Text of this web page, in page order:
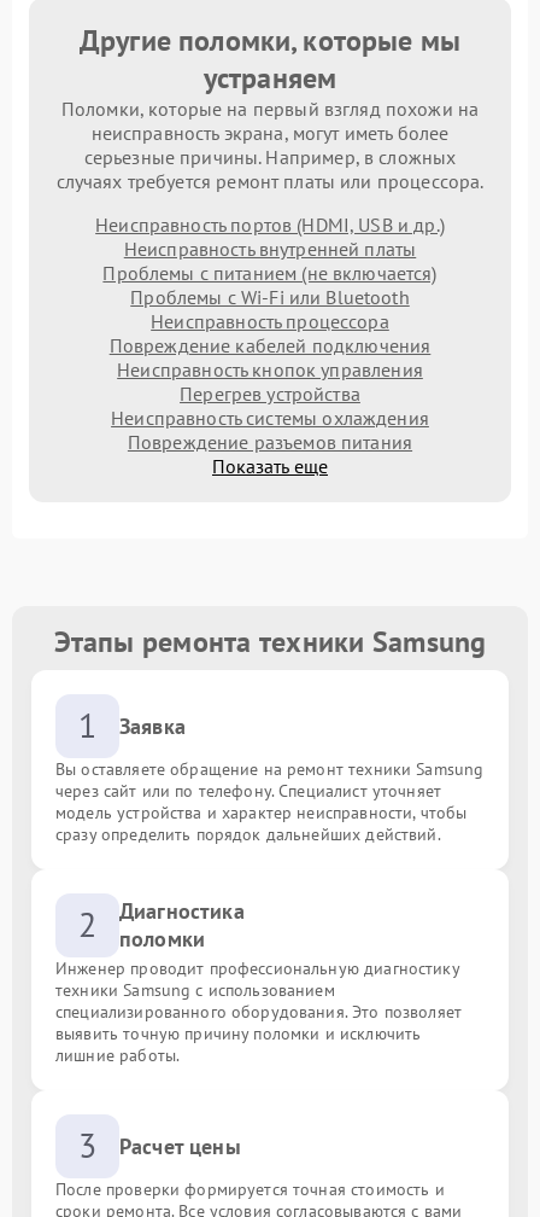
Другие поломки, которые мы
устраняем
Поломки, которые на первый взгляд похожи на
неисправность экрана, могут иметь более
серьезные причины. Например, в сложных
случаях требуется ремонт платы или процессора.
Неисправность портов (HDMI, USB и др.)
Неисправность внутренней платы
Проблемы с питанием (не включается)
Проблемы с Wi-Fi или Bluetooth
Неисправность процессора
Повреждение кабелей подключения
Неисправность кнопок управления
Перегрев устройства
Неисправность системы охлаждения
Повреждение разъемов питания
Показать еще
Этапы ремонта техники Samsung
1 Заявка
Вы оставляете обращение на ремонт техники Samsung
через сайт или по телефону. Специалист уточняет
модель устройства и характер неисправности, чтобы
сразу определить порядок дальнейших действий.
2
Диагностика
поломки
Инженер проводит профессиональную диагностику
техники Samsung с использованием
специализированного оборудования. Это позволяет
выявить точную причину поломки и исключить
лишние работы.
3 Расчет цены
После проверки формируется точная стоимость и
сроки ремонта. Все условия согласовываются с вами